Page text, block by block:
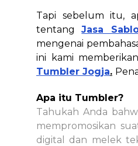
Tapi sebelum itu,
tentangJasa
mengenai
ini kami
Tumbler Jogja.
Apa itu Tumbler?
Tahukah Anda
mempromosikan
digital dan melek